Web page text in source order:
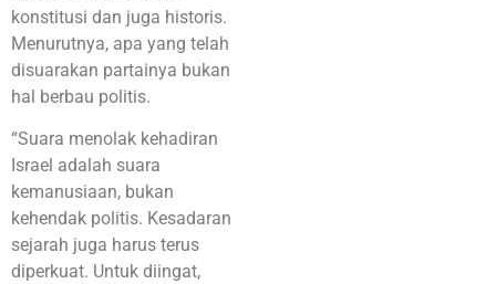
konstitusi dan juga historis.
Menurutnya, apa yang telah
disuarakan partainya bukan
hal berbau politis.
“Suara menolak kehadiran
Israel adalah suara
kemanusiaan, bukan
kehendak politis. Kesadaran
sejarah juga harus terus
diperkuat. Untuk diingat,